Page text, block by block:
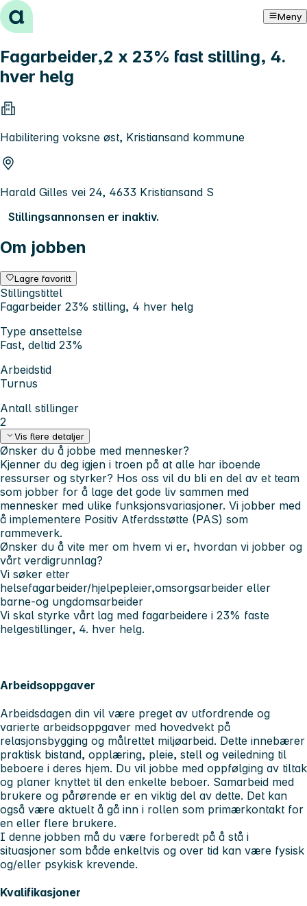
Hopp til innhold Meny
Fagarbeider,2 x 23% fast stilling, 4.
hver helg
Habilitering voksne øst, Kristiansand kommune
Harald Gilles vei 24, 4633 Kristiansand S
Stillingsannonsen er inaktiv.
Om jobben
Lagre favoritt
Stillingstittel
Fagarbeider 23% stilling, 4 hver helg
Type ansettelse
Fast, deltid 23%
Arbeidstid
Turnus
Antall stillinger
2
Vis flere detaljer
Ønsker du å jobbe med mennesker?
Kjenner du deg igjen i troen på at alle har iboende
ressurser og styrker? Hos oss vil du bli en del av et team
som jobber for å lage det gode liv sammen med
mennesker med ulike funksjonsvariasjoner. Vi jobber med
å implementere Positiv Atferdsstøtte (PAS) som
rammeverk.
Ønsker du å vite mer om hvem vi er, hvordan vi jobber og
vårt verdigrunnlag?
Vi søker etter
helsefagarbeider/hjelpepleier,omsorgsarbeider eller
barne-og ungdomsarbeider
Vi skal styrke vårt lag med fagarbeidere i 23% faste
helgestillinger, 4. hver helg.
Arbeidsoppgaver
Arbeidsdagen din vil være preget av utfordrende og
varierte arbeidsoppgaver med hovedvekt på
relasjonsbygging og målrettet miljøarbeid. Dette innebærer
praktisk bistand, opplæring, pleie, stell og veiledning til
beboere i deres hjem. Du vil jobbe med oppfølging av tiltak
og planer knyttet til den enkelte beboer. Samarbeid med
brukere og pårørende er en viktig del av dette. Det kan
også være aktuelt å gå inn i rollen som primærkontakt for
en eller flere brukere.
I denne jobben må du være forberedt på å stå i
situasjoner som både enkeltvis og over tid kan være fysisk
og/eller psykisk krevende.
Kvalifikasjoner